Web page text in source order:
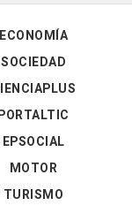
ECONOMÍA
SOCIEDAD
EPSOCIAL
MOTOR
TURISMO